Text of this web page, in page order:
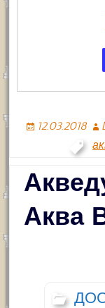
12.03.2018
Аква